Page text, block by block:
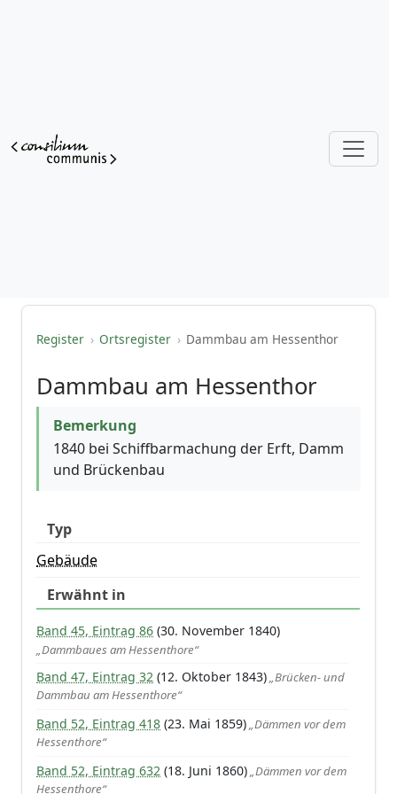
Register › Ortsregister › Dammbau am Hessenthor
Dammbau am Hessenthor
Bemerkung
1840 bei Schiffbarmachung der Erft, Damm
und Brückenbau
Typ
Gebäude
Erwähnt in
Band 45, Eintrag 86 (30. November 1840)
„Dammbaues am Hessenthore“
Band 47, Eintrag 32 (12. Oktober 1843)„Brücken- und
Dammbau am Hessenthore“
Band 52, Eintrag 418 (23. Mai 1859)„Dämmen vor dem
Hessenthore“
Band 52, Eintrag 632 (18. Juni 1860) „Dämmen vor dem
Hessenthore“